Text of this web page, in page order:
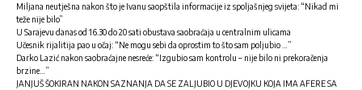
Miljana neutješna nakon što je Ivanu saopštila informacije iz spoljašnjeg svijeta: “Nikad mi
teže nije bilo”
U Sarajevu danas od 16.30 do 20 sati obustava saobraćaja u centralnim ulicama
Učesnik rijalitija pao u očaj: “Ne mogu sebi da oprostim to što sam poljubio …”
Darko Lazić nakon saobraćajne nesreće: “Izgubio sam kontrolu – nije bilo ni prekoračenja
brzine…”
JANJUŠ ŠOKIRAN NAKON SAZNANJA DA SE ZALJUBIO U DJEVOJKU KOJA IMA AFERE SA